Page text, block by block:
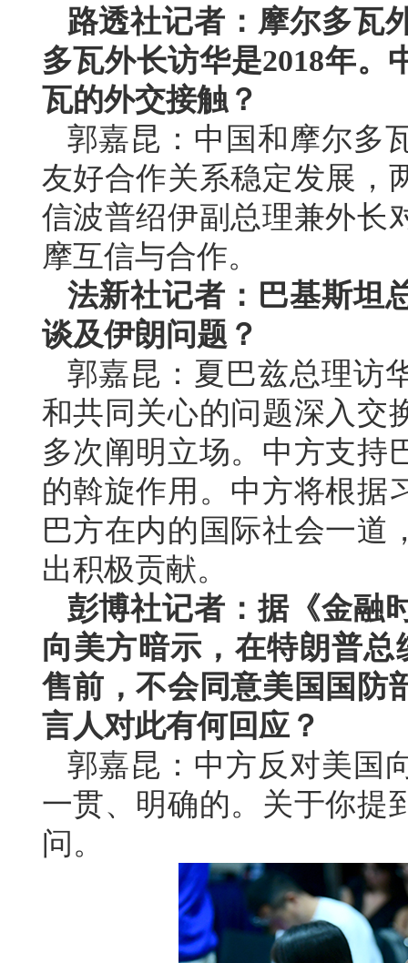
路透社记者：摩尔多瓦
多瓦外长访华是2018年
瓦的外交接触？
郭嘉昆：中国和摩尔多
友好合作关系稳定发展，
信波普绍伊副总理兼外长
摩互信与合作。
法新社记者：巴基斯坦
谈及伊朗问题？
郭嘉昆：夏巴兹总理访
和共同关心的问题深入交
多次阐明立场。中方支持
的斡旋作用。中方将根据
巴方在内的国际社会一道
出积极贡献。
彭博社记者：据《金融
向美方暗示，在特朗普
售前，不会同意美国国防
言人对此有何回应？
郭嘉昆：中方反对美国
一贯、明确的。关于你提
问。